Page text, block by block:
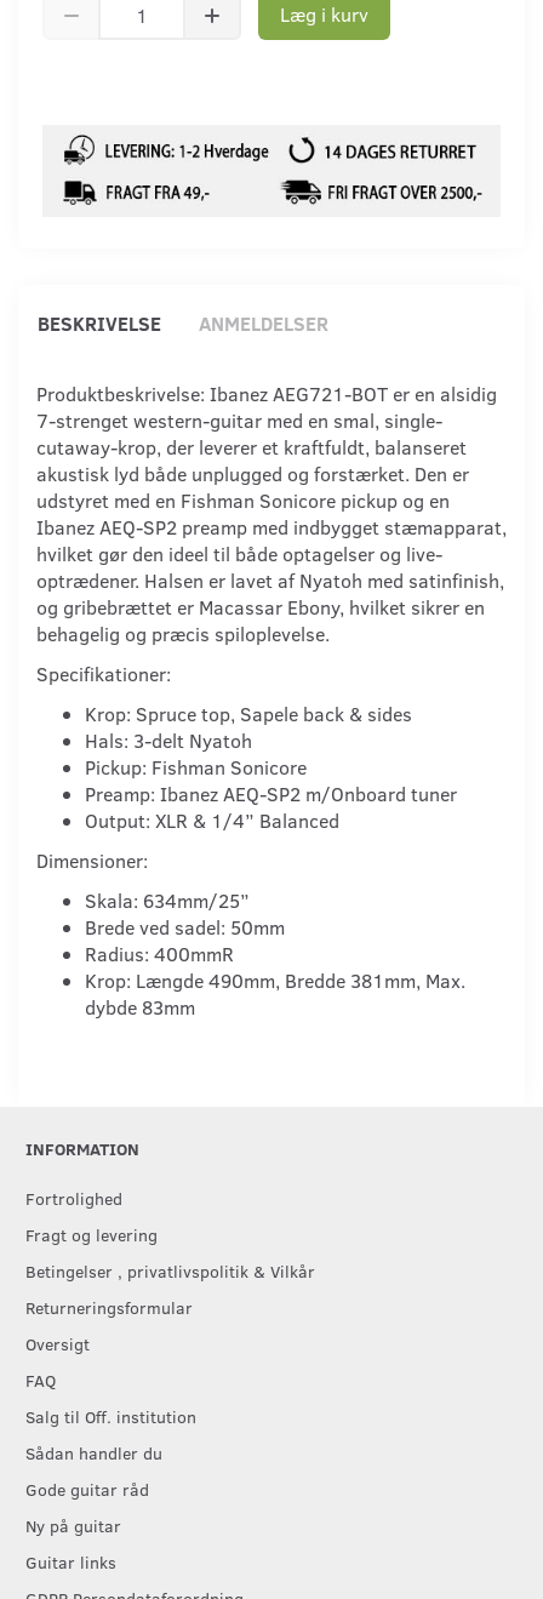
Læg i kurv
BESKRIVELSE ANMELDELSER
Produktbeskrivelse: Ibanez AEG721-BOT er en alsidig
7-strenget western-guitar med en smal, single-
cutaway-krop, der leverer et kraftfuldt, balanseret
akustisk lyd både unplugged og forstærket. Den er
udstyret med en Fishman Sonicore pickup og en
Ibanez AEQ-SP2 preamp med indbygget stæmapparat,
hvilket gør den ideel til både optagelser og live-
optrædener. Halsen er lavet af Nyatoh med satinfinish,
og gribebrættet er Macassar Ebony, hvilket sikrer en
behagelig og præcis spiloplevelse.
Specifikationer:
Krop: Spruce top, Sapele back & sides
Hals: 3-delt Nyatoh
Pickup: Fishman Sonicore
Preamp: Ibanez AEQ-SP2 m/Onboard tuner
Output: XLR & 1/4” Balanced
Dimensioner:
Skala: 634mm/25”
Brede ved sadel: 50mm
Radius: 400mmR
Krop: Længde 490mm, Bredde 381mm, Max.
dybde 83mm
INFORMATION
Fortrolighed
Fragt og levering
Betingelser , privatlivspolitik & Vilkår
Returneringsformular
Oversigt
FAQ
Salg til Off. institution
Sådan handler du
Gode guitar råd
Ny på guitar
Guitar links